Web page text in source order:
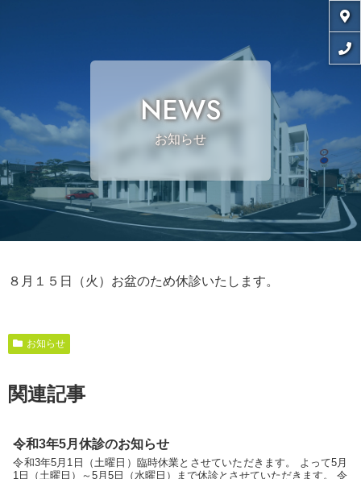
NEWS
お知らせ
８月１５日（火）お盆のため休診いたします。
お知らせ
関連記事
令和3年5月休診のお知らせ
令和3年5月1日（土曜日）臨時休業とさせていただきます。 よって5月
1日（土曜日）～5月5日（水曜日）まで休診とさせていただきます。 令